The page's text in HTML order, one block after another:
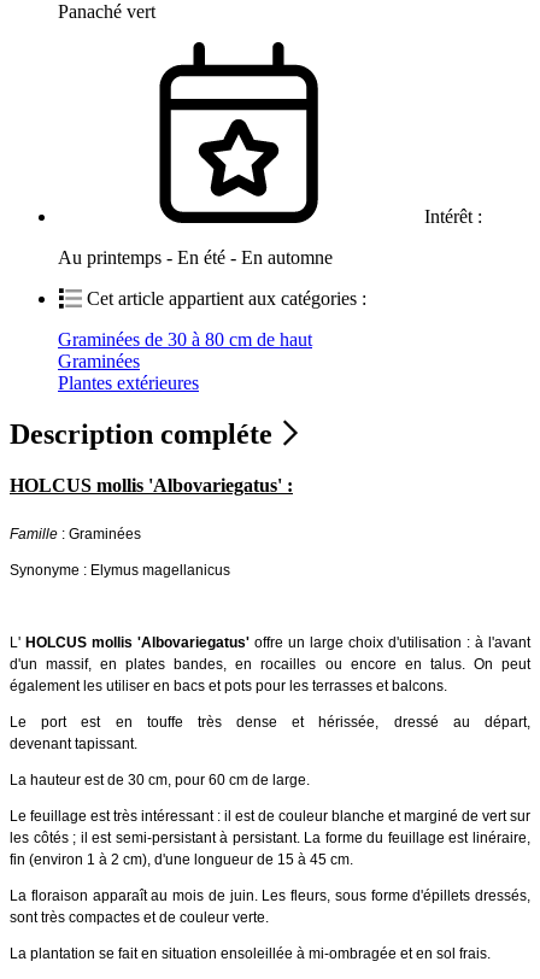
Panaché vert
Intérêt :
Au printemps - En été - En automne
Cet article appartient aux catégories :
Graminées de 30 à 80 cm de haut
Graminées
Plantes extérieures
Description compléte
HOLCUS mollis 'Albovariegatus' :
Famille : Graminées
Synonyme : Elymus magellanicus
L' HOLCUS mollis 'Albovariegatus' offre un large choix d'utilisation : à l'avant
d'un massif, en plates bandes, en rocailles ou encore en talus. On peut
également les utiliser en bacs et pots pour les terrasses et balcons.
Le port est en touffe très dense et hérissée, dressé au départ,
devenant tapissant.
La hauteur est de 30 cm, pour 60 cm de large.
Le feuillage est très intéressant : il est de couleur blanche et marginé de vert sur
les côtés ; il est semi-persistant à persistant. La forme du feuillage est linéraire,
fin (environ 1 à 2 cm), d'une longueur de 15 à 45 cm.
La floraison apparaît au mois de juin. Les fleurs, sous forme d'épillets dressés,
sont très compactes et de couleur verte.
La plantation se fait en situation ensoleillée à mi-ombragée et en sol frais.